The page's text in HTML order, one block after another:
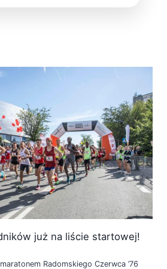
już na liście startowej!
Radomskiego Czerwca ’76